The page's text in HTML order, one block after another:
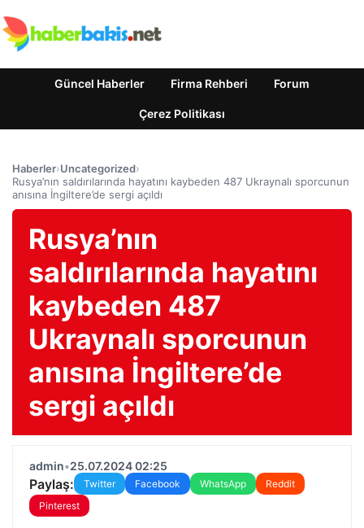
Güncel Haberler Firma Rehberi Forum
Çerez Politikası
Haberler›Uncategorized›
Rusya’nın saldırılarında hayatını kaybeden 487 Ukraynalı sporcunun
anısına İngiltere’de sergi açıldı
Rusya’nın
saldırılarında hayatını
kaybeden 487
Ukraynalı sporcunun
anısına İngiltere’de
sergi açıldı
admin•25.07.2024 02:25
Paylaş: Twitter Facebook WhatsApp
Reddit
Pinterest